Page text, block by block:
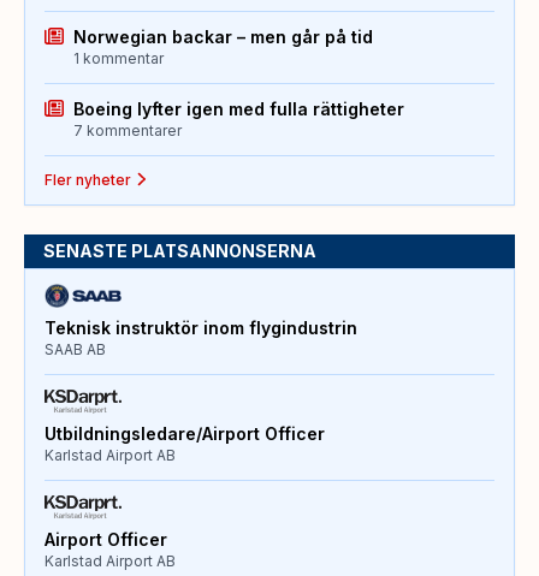
Norwegian backar – men går på tid
1 kommentar
Boeing lyfter igen med fulla rättigheter
7 kommentarer
Fler nyheter
SENASTE PLATSANNONSERNA
Teknisk instruktör inom flygindustrin
SAAB AB
Utbildningsledare/Airport Officer
Karlstad Airport AB
Airport Officer
Karlstad Airport AB